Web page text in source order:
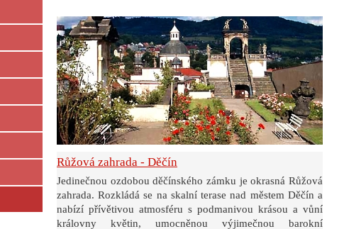
Růžová zahrada - Děčín
Jedinečnou ozdobou děčínského zámku je okrasná Růžová
zahrada. Rozkládá se na skalní terase nad městem Děčín a
nabízí přívětivou atmosféru s podmanivou krásou a vůní
královny květin, umocněnou výjimečnou barokní